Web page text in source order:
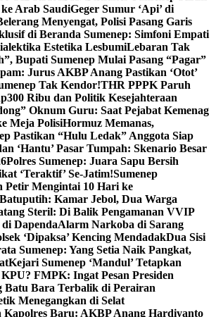
Arab SaudiGeger Sumur ‘Api’ di
Menyengat, Polisi Pasang Garis
di Beranda Sumenep: Simfoni Empati
Estetika LesbumiLebaran Tak
Bupati Sumenep Mulai Pasang “Pagar”
Jurus AKBP Anang Pastikan ‘Otot’
Tak Kendor!THR PPPK Paruh
Ribu dan Politik Kesejahteraan
Oknum Guru: Saat Pejabat Kemenag
Meja PolisiHormuz Memanas,
Pastikan “Hulu Ledak” Anggota Siap
‘Hantu’ Pasar Tumpah: Skenario Besar
Polres Sumenep: Juara Sapu Bersih
‘Teraktif’ Se-Jatim!Sumenep
Petir Mengintai 10 Hari ke
Kamar Jebol, Dua Warga
Steril: Di Balik Pengamanan VVIP
DapendaAlarm Narkoba di Sarang
‘Dipaksa’ Kencing MendadakDua Sisi
Sumenep: Yang Setia Naik Pangkat,
Kejari Sumenep ‘Mandul’ Tetapkan
FMPK: Ingat Pesan Presiden
Batu Bara Terbalik di Perairan
Menegangkan di Selat
Kapolres Baru: AKBP Anang Hardiyanto